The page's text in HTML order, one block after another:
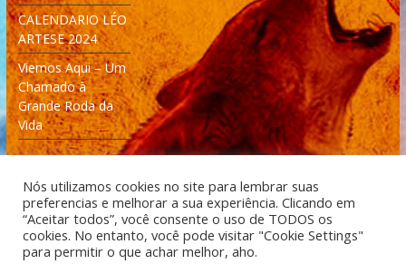
CALENDARIO LÉO
ARTESE 2024
Viemos Aqui – Um
Chamado à
Grande Roda da
Vida
Desenvolvido: Moleculas4D - Engenharia Espacial e
Nós utilizamos cookies no site para lembrar suas
preferencias e melhorar a sua experiência. Clicando em
“Aceitar todos”, você consente o uso de TODOS os
cookies. No entanto, você pode visitar "Cookie Settings"
para permitir o que achar melhor, aho.